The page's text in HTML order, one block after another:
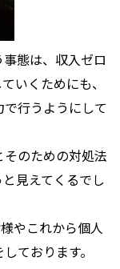
態は、収入ゼロ
いくためにも、
行うようにして
のための対処法
見えてくるでし
やこれから個人
ております。